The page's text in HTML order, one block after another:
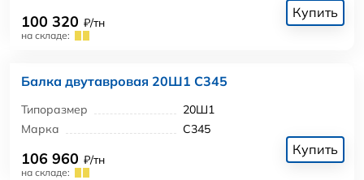
100 320 ₽/тн
на складе:
Купить
Балка двутавровая 20Ш1 С345
Типоразмер
20Ш1
Марка
С345
106 960 ₽/тн
на складе:
Купить